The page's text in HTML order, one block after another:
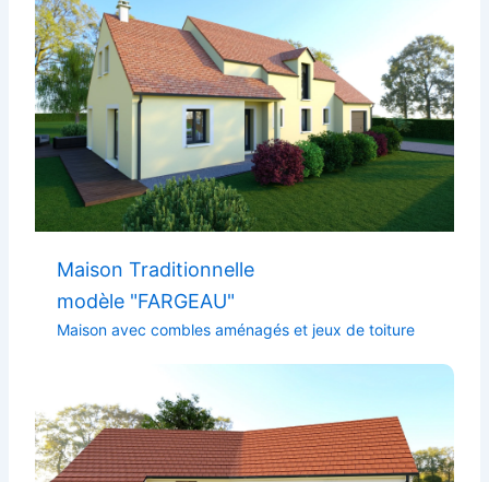
Maison Traditionnelle
modèle "FARGEAU"
Maison avec combles aménagés et jeux de toiture